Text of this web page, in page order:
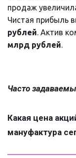
продаж
Чистая прибыль
рублей. Актив
млрд рублей.
Часто
Какая цена
мануфактура